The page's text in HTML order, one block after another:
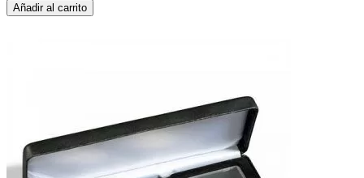
Añadir al carrito